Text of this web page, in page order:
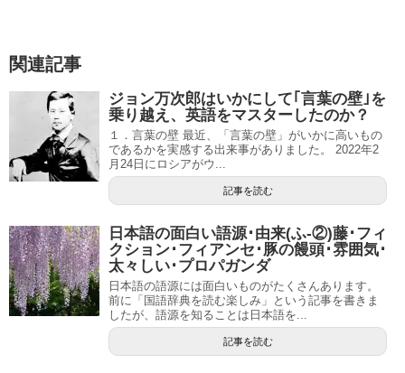
関連記事
ジョン万次郎はいかにして｢言葉の壁｣を
乗り越え、英語をマスターしたのか？
１．言葉の壁 最近、「言葉の壁」がいかに高いもの
であるかを実感する出来事がありました。 2022年2
月24日にロシアがウ...
記事を読む
日本語の面白い語源･由来(ふ-②)藤･フィ
クション･フィアンセ･豚の饅頭･雰囲気･
太々しい･プロパガンダ
日本語の語源には面白いものがたくさんあります。
前に「国語辞典を読む楽しみ」という記事を書きま
したが、語源を知ることは日本語を...
記事を読む